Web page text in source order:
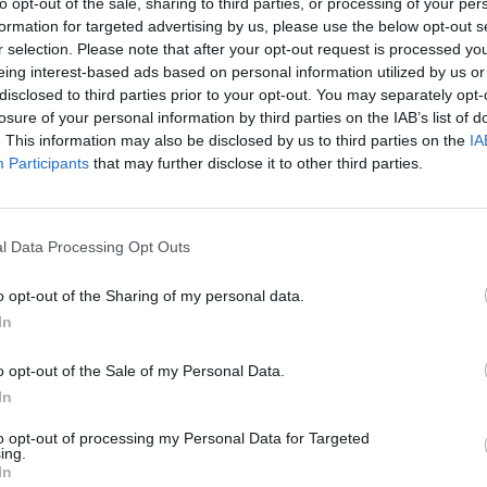
for targeted advertising by us, please use the below opt-out
selection. Please note that after your opt-out request is processed
interest-based ads based on personal information utilized by us
to third parties prior to your opt-out. You may separately
of your personal information by third parties on the IAB’s list of
This information may also be disclosed by us to third parties on the
Participants that may further disclose it to other third parties.
Data Processing Opt Outs
opt-out of the Sharing of my personal data.
opt-out of the Sale of my Personal Data.
opt-out of processing my Personal Data for Targeted
Al via RenauBility,
Renault Italia all'insegna
dell'open innovation
le quattro le versioni saranno aperti a
#1 presso il più vicino agente sul
line, su it.smart.com. Sarà possibile
versione Premium, il comfort della
pure della Brabus. Oltre alle